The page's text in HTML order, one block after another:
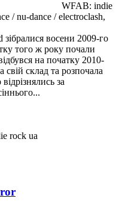
WFAB: indie
/ nu-dance / electroclash,
зiбралися восени 2009-го
того ж року почали
на початку 2010-
склад та розпочала
за
rock ua